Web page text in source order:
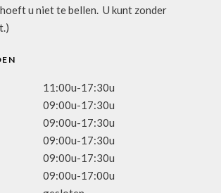
u niet te bellen. U kunt zonder
11:00u-17:30u
09:00u-17:30u
09:00u-17:30u
09:00u-17:30u
09:00u-17:30u
09:00u-17:00u